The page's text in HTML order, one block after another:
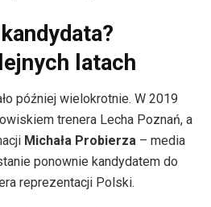
latach
później wielokrotnie. W 2019
trenera Lecha Poznań, a
Michała Probierza – media
ponownie kandydatem do
reprezentacji Polski.